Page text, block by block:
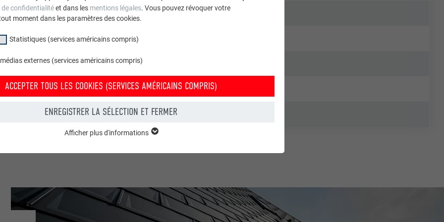
e.u.
confidentialitéet dans les mentions légales. Vous pouvez révoquer votre
moment dans les paramètres des cookies.
Statistiques (services américains compris)
externes (services américains compris)
ACCEPTER TOUS LES COOKIES (SERVICES AMÉRICAINS COMPRIS)
ENREGISTRER LA SÉLECTION ET FERMER
PHP
AMÉRICAINS COMPRIS)
(services américains compris) » nous aident à comprendre comment le site
Afficher plus d'informations